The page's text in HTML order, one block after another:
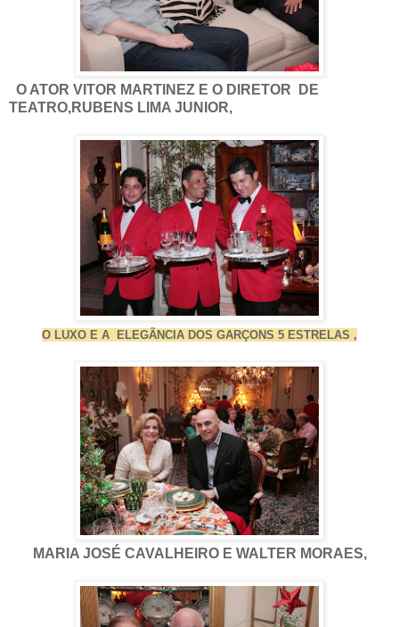
O ATOR VITOR MARTINEZ E O DIRETOR DE
TEATRO,RUBENS LIMA JUNIOR,
O LUXO E A ELEGÃNCIA DOS GARÇONS 5 ESTRELAS ,
MARIA JOSÉ CAVALHEIRO E WALTER MORAES,